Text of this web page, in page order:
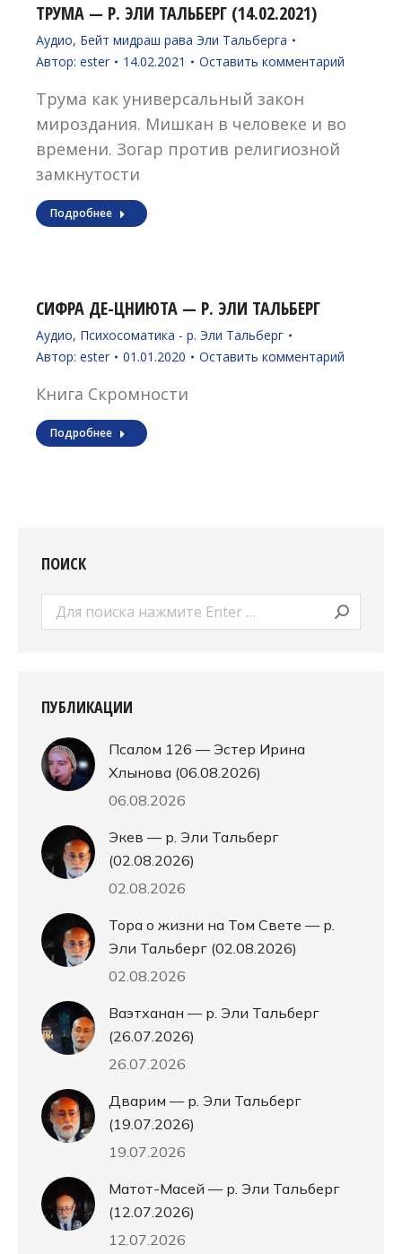
ТРУМА — Р. ЭЛИ ТАЛЬБЕРГ (14.02.2021)
Аудио, Бейт мидраш рава Эли Тальберга
Автор: ester 14.02.2021 Оставить комментарий
Трума как универсальный закон
мироздания. Мишкан в человеке и во
времени. Зогар против религиозной
замкнутости
Подробнее
СИФРА ДЕ-ЦНИЮТА — Р. ЭЛИ ТАЛЬБЕРГ
Аудио, Психосоматика - р. Эли Тальберг
Автор: ester 01.01.2020 Оставить комментарий
Книга Скромности
Подробнее
ПОИСК
Поиск:
ПУБЛИКАЦИИ
Псалом 126 — Эстер Ирина
Хлынова (06.08.2026)
06.08.2026
Экев — р. Эли Тальберг
(02.08.2026)
02.08.2026
Тора о жизни на Том Свете — р.
Эли Тальберг (02.08.2026)
02.08.2026
Ваэтханан — р. Эли Тальберг
(26.07.2026)
26.07.2026
Дварим — р. Эли Тальберг
(19.07.2026)
19.07.2026
Матот-Масей — р. Эли Тальберг
(12.07.2026)
12.07.2026